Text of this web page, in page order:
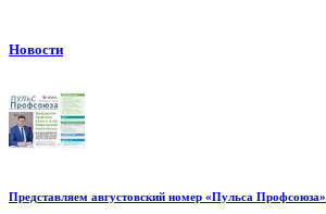
Новости
Представляем августовский номер «Пульса Профсоюза»